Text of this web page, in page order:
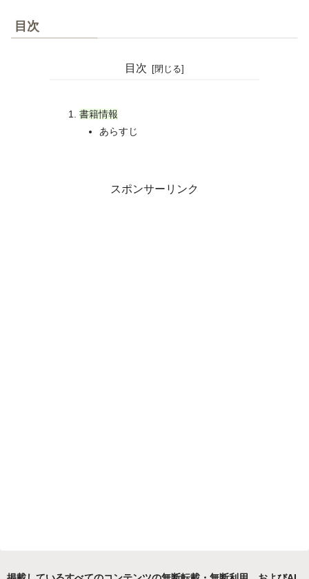
目次
目次
書籍情報
あらすじ
スポンサーリンク